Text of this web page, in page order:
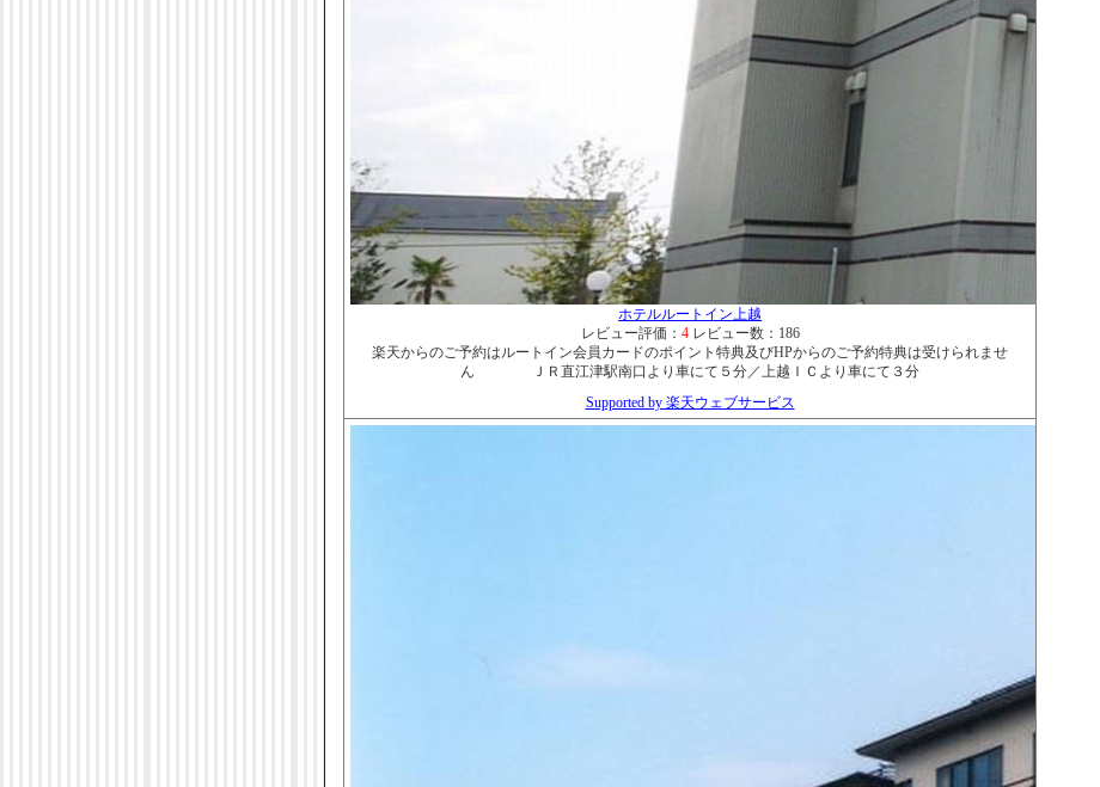
ホテルルートイン上越
レビュー評価： 4レビュー数：186
楽天からのご予約はルートイン会員カードのポイント特典及びHPからのご予約特典は受けられませ
ん ＪＲ直江津駅南口より車にて５分／上越ＩＣより車にて３分
Supported by 楽天ウェブサービス